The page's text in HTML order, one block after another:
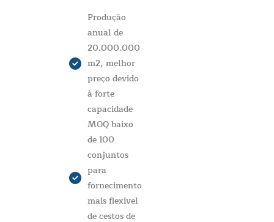
Produção
anual de
20.000.000
m2, melhor
preço devido
à forte
capacidade
MOQ baixo
de 100
conjuntos
para
fornecimento
mais flexível
de cestos de